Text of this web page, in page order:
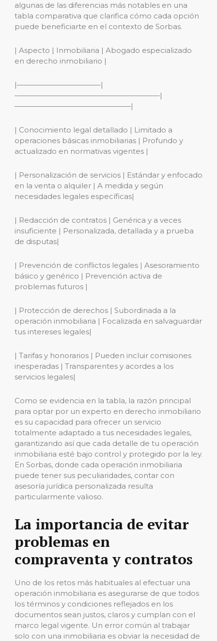
algunas de las diferencias más notables en una
tabla comparativa que clarifica cómo cada opción
puede beneficiarte en el contexto de Sorbas.
| Aspecto | Inmobiliaria | Abogado especializado
en derecho inmobiliario |
|———————————–|
————————————————————|
————————————————|
| Conocimiento legal detallado | Limitado a
operaciones básicas inmobiliarias | Profundo y
actualizado en normativas vigentes |
| Personalización de servicios | Estándar y enfocado
en la venta o alquiler | A medida y según
necesidades legales específicas|
| Redacción de contratos | Genérica y a veces
insuficiente | Personalizada, detallada y a prueba
de disputas|
| Prevención de conflictos legales | Asesoramiento
básico y genérico | Prevención activa de
problemas futuros |
| Protección de derechos | Subordinada a la
operación inmobiliaria | Focalizada en salvaguardar
tus intereses legales|
| Tarifas y honorarios | Pueden incluir comisiones
inesperadas | Transparentes y acordes a los
servicios legales|
Como se evidencia en la tabla, la razón principal
para optar por un experto en derecho inmobiliario
es su capacidad para ofrecer un servicio
totalmente adaptado a tus necesidades legales,
garantizando así que cada detalle de tu operación
inmobiliaria esté bajo control y protegido por la ley.
En Sorbas, donde cada operación inmobiliaria
puede tener sus peculiaridades, contar con
asesoría jurídica personalizada resulta
particularmente valioso.
La importancia de evitar
problemas en
compraventa y contratos
Uno de los retos más habituales al efectuar una
operación inmobiliaria es asegurarse de que todos
los términos y condiciones reflejados en los
documentos sean justos, claros y cumplan con el
marco legal vigente. Un error común al trabajar
solo con una inmobiliaria es obviar la necesidad de